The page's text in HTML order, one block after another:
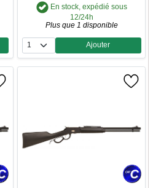
En stock, expédié sous
12/24h
Plus que 1 disponible
Quantité
Ajouter